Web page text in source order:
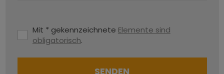
Mit * gekennzeichnete Elemente sind
obligatorisch.
SENDEN